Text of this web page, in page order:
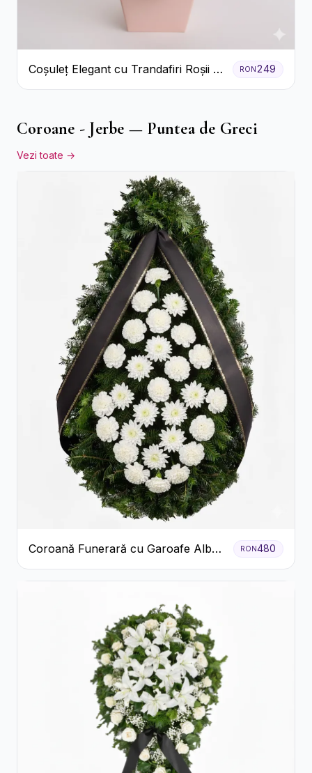
Coșuleț Elegant cu Trandafiri Roșii și
Lisianthus Alb
RON249
Coroane - Jerbe — Puntea de Greci
Vezi toate →
Coroană Funerară cu Garoafe Albe
și Crizanteme
RON480